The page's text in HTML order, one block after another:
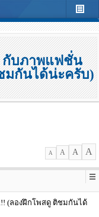
กับภาพแฟชั่น
มกันได้น่ะครับ)
A A A A
(ลองฝึกโพสดู ติชมกันได้